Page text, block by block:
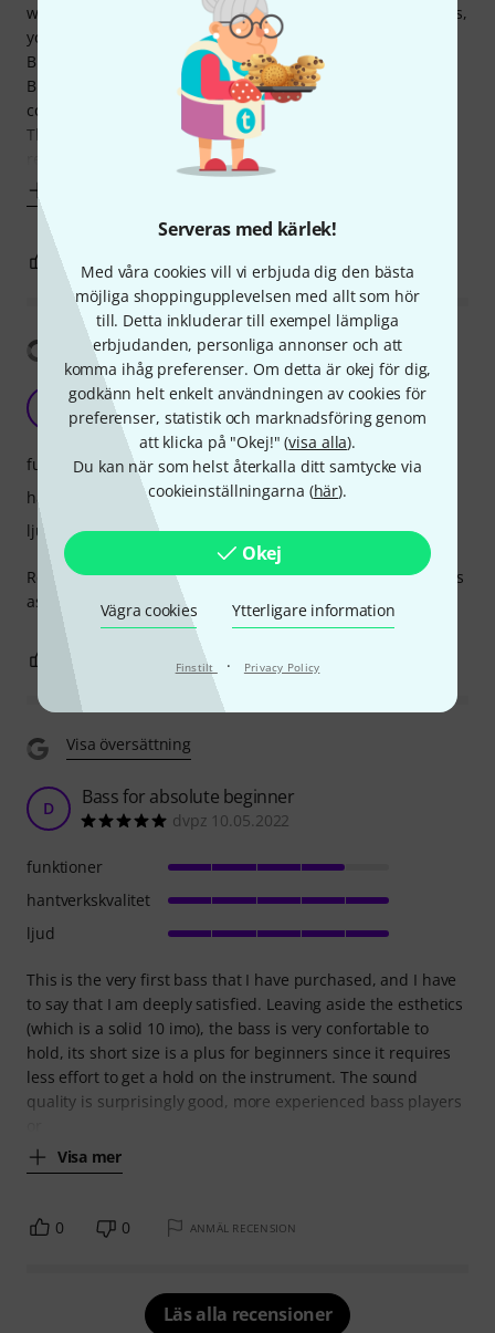
Serveras med kärlek!
Med våra cookies vill vi erbjuda dig den bästa
möjliga shoppingupplevelsen med allt som hör
till. Detta inkluderar till exempel lämpliga
erbjudanden, personliga annonser och att
komma ihåg preferenser. Om detta är okej för dig,
godkänn helt enkelt användningen av cookies för
preferenser, statistik och marknadsföring genom
att klicka på "Okej!" (visa alla).
Du kan när som helst återkalla ditt samtycke via
cookieinställningarna (här).
Okej
Vägra cookies Ytterligare information
Finstilt · Privacy Policy
weathered black as displayed on these pictures is gorgeous,
you can notice the details of the wood in the glossy body
BUT !
But when I opened the box, I found a matte almost
completely plain bass guitar.
The sound is good, even though I did'nt manage to
reproduce the growly sound which is promissed
4 4
Visa översättning
Guet 30.05.2021
Really nice quality for a mikro bass. Sounds nice and details
as a normal size Ibanez.
funktioner
hantverkskvalitet
ljud
ANMÄL RECENSION
Visa översättning
D Bass for absolute beginner
dvpz 10.05.2022
This is the very first bass that I have purchased, and I have
to say that I am deeply satisfied. Leaving aside the esthetics
(which is a solid 10 imo), the bass is very confortable to
hold, its short size is a plus for beginners since it requires
less effort to get a hold on the instrument. The sound
quality is surprisingly good, more experienced bass players
Visa mer
funktioner
hantverkskvalitet
ljud
0 0 ANMÄL RECENSION
Läs alla recensioner